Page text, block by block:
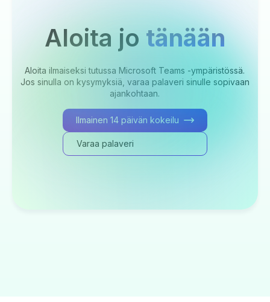
Aloita jo tänään
Aloita ilmaiseksi tutussa Microsoft Teams -ympäristössä.
Jos sinulla on kysymyksiä, varaa palaveri sinulle sopivaan
ajankohtaan.
Ilmainen 14 päivän kokeilu
Varaa palaveri